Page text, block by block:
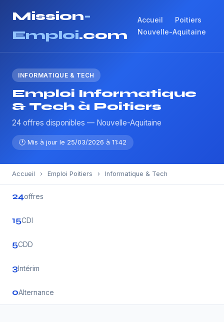
Mission-
Emploi.com
Accueil
Poitiers
Nouvelle-Aquitaine
INFORMATIQUE & TECH
Emploi Informatique
& Tech à Poitiers
24 offres disponibles — Nouvelle-Aquitaine
🕐 Mis à jour le 25/03/2026 à 11:42
Accueil › Emploi Poitiers › Informatique & Tech
24offres
15CDI
5CDD
3Intérim
0Alternance